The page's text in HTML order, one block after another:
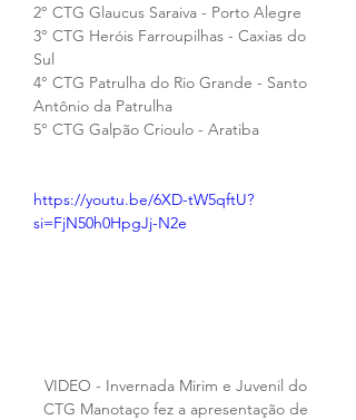
2° CTG Glaucus Saraiva - Porto Alegre
3° CTG Heróis Farroupilhas - Caxias do
Sul
4° CTG Patrulha do Rio Grande - Santo
Antônio da Patrulha
5° CTG Galpão Crioulo - Aratiba
https://youtu.be/6XD-tW5qftU?
si=FjN50h0HpgJj-N2e
VIDEO - Invernada Mirim e Juvenil do
CTG Manotaço fez a apresentação de